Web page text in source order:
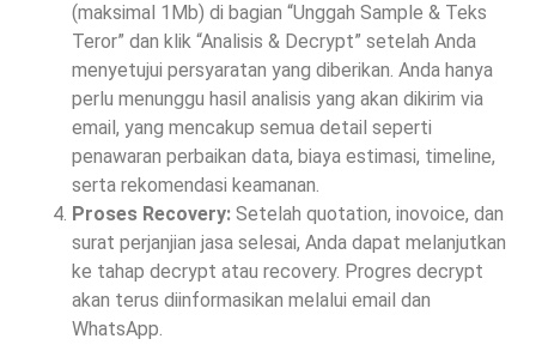
(maksimal 1Mb) di bagian “Unggah Sample & Teks
Teror” dan klik “Analisis & Decrypt” setelah Anda
menyetujui persyaratan yang diberikan. Anda hanya
perlu menunggu hasil analisis yang akan dikirim via
email, yang mencakup semua detail seperti
penawaran perbaikan data, biaya estimasi, timeline,
serta rekomendasi keamanan.
Proses Recovery: Setelah quotation, inovoice, dan
surat perjanjian jasa selesai, Anda dapat melanjutkan
ke tahap decrypt atau recovery. Progres decrypt
akan terus diinformasikan melalui email dan
WhatsApp.